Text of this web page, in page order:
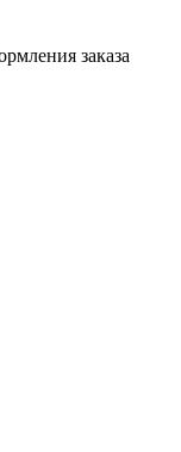
заказа